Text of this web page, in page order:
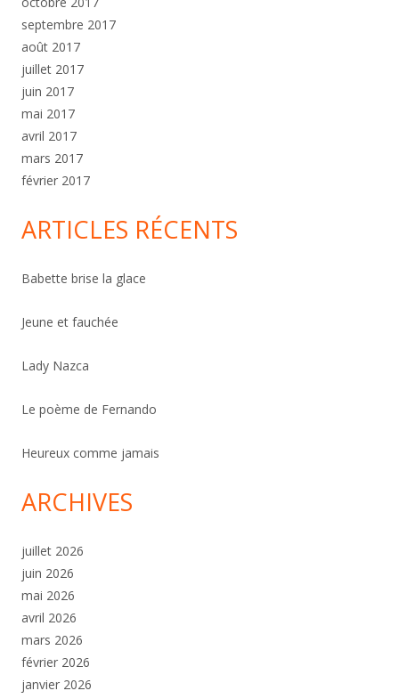
septembre 2017
août 2017
juillet 2017
juin 2017
mai 2017
avril 2017
mars 2017
février 2017
ARTICLES RÉCENTS
Babette brise la glace
Jeune et fauchée
Lady Nazca
Le poème de Fernando
Heureux comme jamais
ARCHIVES
juillet 2026
juin 2026
mai 2026
avril 2026
mars 2026
février 2026
janvier 2026